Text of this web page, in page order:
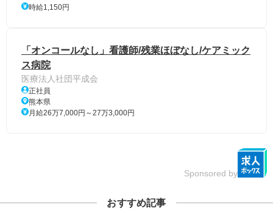
時給1,150円
「オンコールなし」看護師/残業ほぼなし/ケアミック
ス病院
医療法人社団平成会
正社員
熊本県
月給26万7,000円～27万3,000円
Sponsored by
おすすめ記事